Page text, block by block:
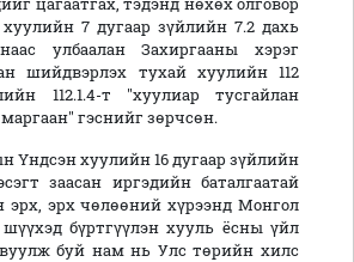
цагаатгах, тэдэнд нөхөх олговор
7 дугаар зүйлийн 7.2 дахь
улбаалан Захиргааны хэрэг
шийдвэрлэх тухай хуулийн 112
112.1.4-т "хуулиар тусгайлан
маргаан" гэснийг зөрчсөн.
Үндсэн хуулийн 16 дугаар зүйлийн
заасан иргэдийн баталгаатай
эрх, эрх чөлөөний хүрээнд Монгол
бүртгүүлэн хууль ёсны үйл
буй нам нь Улс төрийн хилс